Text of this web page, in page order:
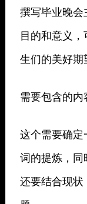
撰写毕业晚
目的和意义
生们的美好期
需要包含的
这个需要确
词的提炼，
还要结合现